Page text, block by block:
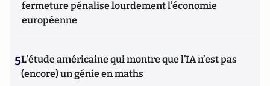
fermeture pénalise lourdement l’économie
européenne
5L’étude américaine qui montre que l’IA n’est pas
(encore) un génie en maths